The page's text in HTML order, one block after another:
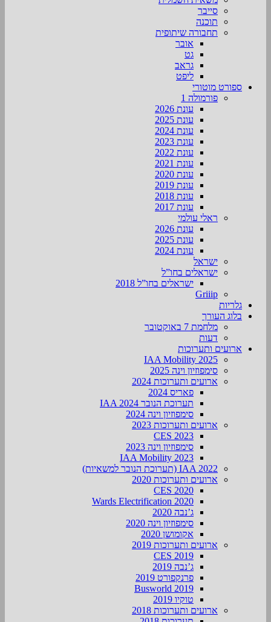
סייבר
תוכנה
תחבורה שיתופית
אובר
גט
גראב
ליפט
ספורט מוטורי
פורמולה 1
עונת 2026
עונת 2025
עונת 2024
עונת 2023
עונת 2022
עונת 2021
עונת 2020
עונת 2019
עונת 2018
עונת 2017
ראלי עולמי
עונת 2026
עונת 2025
עונת 2024
ישראל
ישראלים בחו”ל
ישראלים בחו”ל 2018
Griiip
גלריות
בלוג העורך
מלחמת 7 באוקטובר
דעות
ארועים ותערוכות
2025 IAA Mobility
סימפוזיון וינה 2025
ארועים ותערוכות 2024
פאריס 2024
תערוכת הנובר IAA 2024
סימפוזיון וינה 2024
ארועים ותערוכות 2023
CES 2023
סימפוזיון וינה 2023
IAA Mobility 2023
IAA 2022 (תערוכת הנובר למשאיות)
ארועים ותערוכות 2020
CES 2020
Wards Electrification 2020
ג’נבה 2020
סימפוזיון וינה 2020
אקומושן 2020
ארועים ותערוכות 2019
CES 2019
ג’נבה 2019
פרנקפורט 2019
Busworld 2019
טוקיו 2019
ארועים ותערוכות 2018